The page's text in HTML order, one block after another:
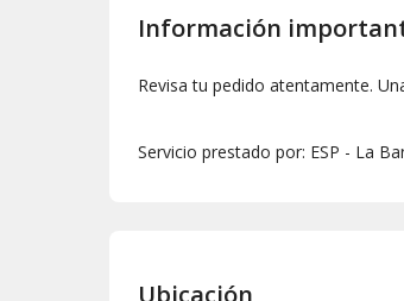
Información
Revisa tu pedido atentamente.
Servicio prestado por: ESP - La